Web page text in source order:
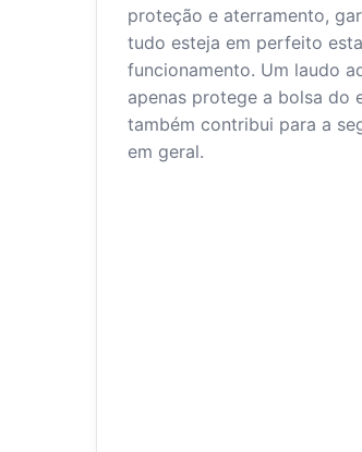
proteção e aterramento,
tudo esteja em perfeito
funcionamento. Um laudo
apenas protege a bolsa do
também contribui para a
em geral.